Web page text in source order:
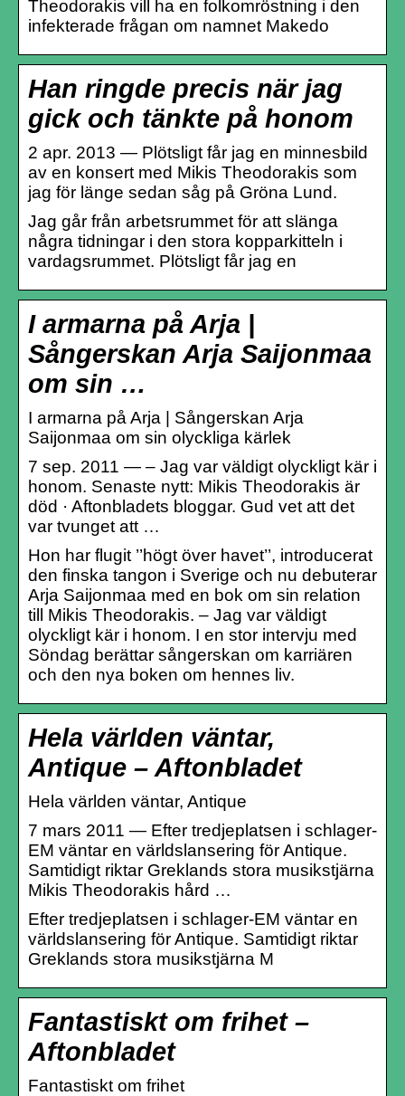
Theodorakis vill ha en folkomröstning i den
infekterade frågan om namnet Makedo
Han ringde precis när jag
gick och tänkte på honom
2 apr. 2013 — Plötsligt får jag en minnesbild
av en konsert med Mikis Theodorakis som
jag för länge sedan såg på Gröna Lund.
Jag går från arbetsrummet för att slänga
några tidningar i den stora kopparkitteln i
vardagsrummet. Plötsligt får jag en
I armarna på Arja |
Sångerskan Arja Saijonmaa
om sin …
I armarna på Arja | Sångerskan Arja
Saijonmaa om sin olyckliga kärlek
7 sep. 2011 — – Jag var väldigt olyckligt kär i
honom. Senaste nytt: Mikis Theodorakis är
död · Aftonbladets bloggar. Gud vet att det
var tvunget att …
Hon har flugit ’’högt över havet’’, introducerat
den finska tangon i Sverige och nu debuterar
Arja Saijonmaa med en bok om sin relation
till Mikis Theodorakis. – Jag var väldigt
olyckligt kär i honom. I en stor intervju med
Söndag berättar sångerskan om karriären
och den nya boken om hennes liv.
Hela världen väntar,
Antique – Aftonbladet
Hela världen väntar, Antique
7 mars 2011 — Efter tredjeplatsen i schlager-
EM väntar en världslansering för Antique.
Samtidigt riktar Greklands stora musikstjärna
Mikis Theodorakis hård …
Efter tredjeplatsen i schlager-EM väntar en
världslansering för Antique. Samtidigt riktar
Greklands stora musikstjärna M
Fantastiskt om frihet –
Aftonbladet
Fantastiskt om frihet